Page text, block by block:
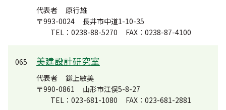
代表者
原行雄
〒993-0024
長井市中道1-10-35
TEL：0238-88-5270
FAX：0238-87-4100
065 美建設計研究室
代表者
鎌上敏美
〒990-0861
山形市江俣5-8-27
TEL：023-681-1080
FAX：023-681-2881